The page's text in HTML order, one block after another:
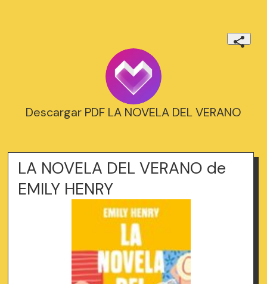
Descargar PDF LA NOVELA DEL VERANO
LA NOVELA DEL VERANO de
EMILY HENRY